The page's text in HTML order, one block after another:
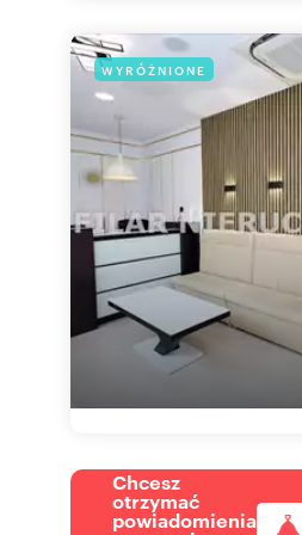
WYRÓŻNIONE
Chcesz
otrzymać
powiadomienia